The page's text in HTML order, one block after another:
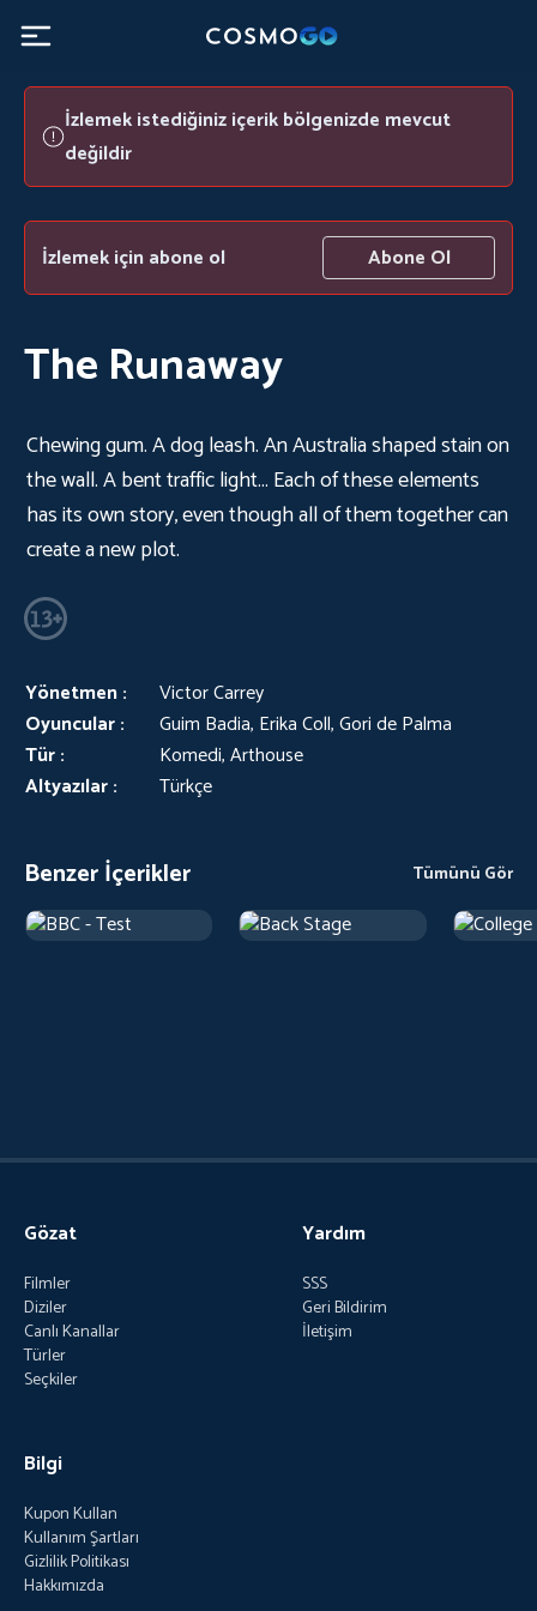
İzlemek istediğiniz içerik bölgenizde mevcut
değildir
İzlemek için abone ol Abone Ol
The Runaway
Chewing gum. A dog leash. An Australia shaped stain on
the wall. A bent traffic light... Each of these elements
has its own story, even though all of them together can
create a new plot.
Yönetmen :
Victor Carrey
Oyuncular :
Guim Badia, Erika Coll, Gori de Palma
Tür :
Komedi, Arthouse
Altyazılar :
Türkçe
Benzer İçerikler Tümünü Gör
Gözat
Filmler
Diziler
Canlı Kanallar
Türler
Seçkiler
Yardım
SSS
Geri Bildirim
İletişim
Bilgi
Kupon Kullan
Kullanım Şartları
Gizlilik Politikası
Hakkımızda